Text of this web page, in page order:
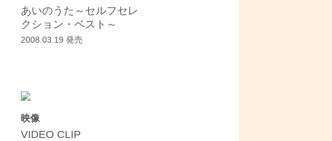
あいのうた～セルフセレ
クション・ベスト～
2008.03.19 発売
映像
VIDEO CLIP